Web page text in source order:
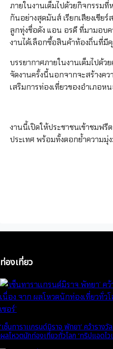
ภายในงานเต็มไปด้วยกิจกรรม
กันอย่างสุดมันส์ เรียกเสียงเชีย
ลูกทุ่งชื่อดัง แอน อรดี ที่มามอบค
งานได้เลือกซื้อสินค้าท้องถิ่นที่มี
บรรยากาศภายในงานเต็มไปด้ว
จัดงานครั้งนี้นอกจากจะสร้างคว
เสริมการท่องเที่ยวของอำเภอห
งานนี้เปิดให้ประชาชนเข้าชมฟ
ประเทศ พร้อมทั้งตอกย้ำความมุ่
ท่องเที่ยว
‘เซ็นทาราเเกรนด์มิราจ พัทยา’ คว้าราง
ผลโหวตนักท่องเที่ยวทั่วโลก ‘ทริปแอดไว